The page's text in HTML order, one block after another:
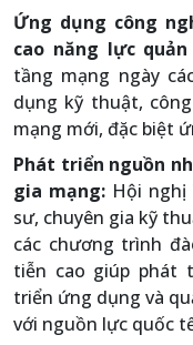
Ứng dụng công
cao năng lực
tầng mạng ngày
dụng kỹ thuật,
mạng mới, đặc biệt
Phát triển nguồn
gia mạng:Hội nghị
sư, chuyên gia kỹ
các chương trình
tiễn cao giúp phát
triển ứng dụng và
với nguồn lực quốc